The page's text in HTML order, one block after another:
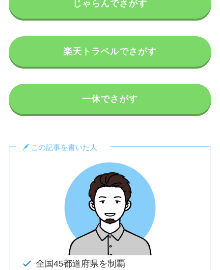
じゃらんでさがす
楽天トラベルでさがす
一休でさがす
この記事を書いた人
全国45都道府県を制覇